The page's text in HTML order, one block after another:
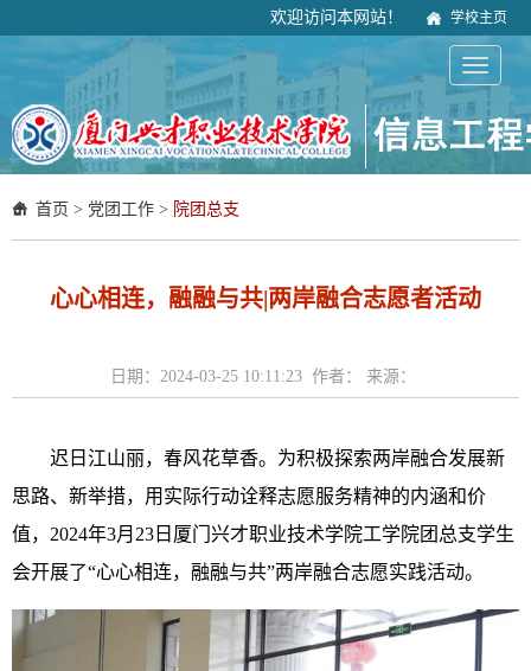
欢迎访问本网站！ 学校主页
首页 > 党团工作 > 院团总支
心心相连，融融与共|两岸融合志愿者活动
日期：2024-03-25 10:11:23 作者： 来源：
迟日江山丽，春风花草香。为积极探索两岸融合发展新
思路、新举措，用实际行动诠释志愿服务精神的内涵和价
值，2024年3月23日厦门兴才职业技术学院工学院团总支学生
会开展了“心心相连，融融与共”两岸融合志愿实践活动。